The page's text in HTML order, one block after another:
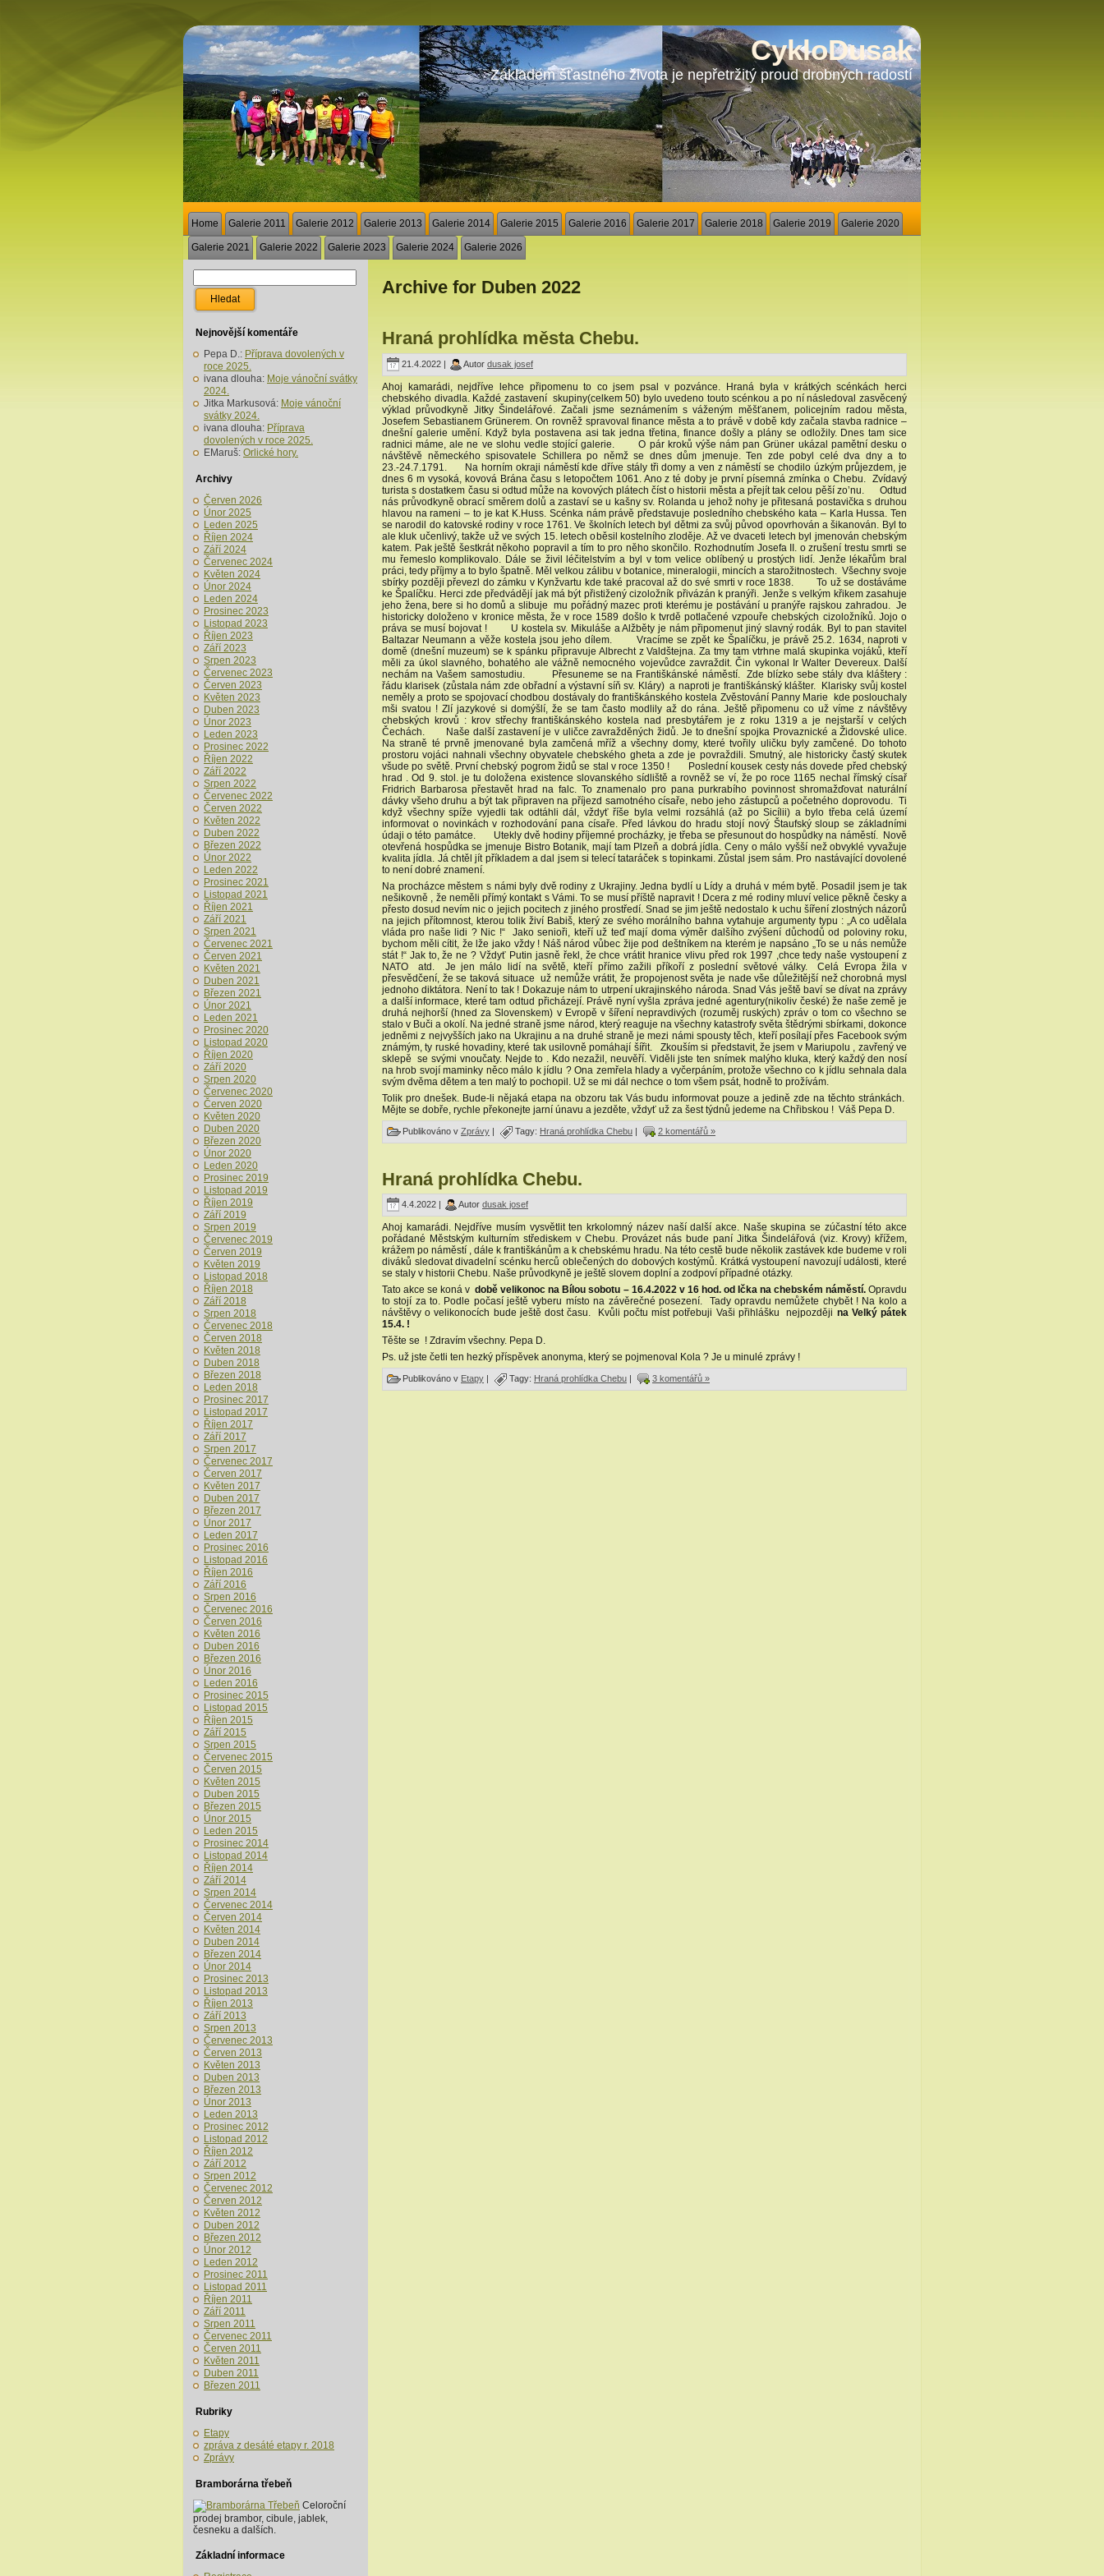
CykloDusak
Základem šťastného života je nepřetržitý proud drobných radostí
Home Galerie 2011 Galerie 2012 Galerie 2013 Galerie 2014 Galerie 2015 Galerie 2016 Galerie 2017 Galerie 2018 Galerie 2019 Galerie 2020
Galerie 2021 Galerie 2022 Galerie 2023 Galerie 2024 Galerie 2026
Nejnovější komentáře
Pepa D.: Příprava dovolených v
roce 2025.
ivana dlouha: Moje vánoční svátky
2024.
Jitka Markusová: Moje vánoční
svátky 2024.
ivana dlouha: Příprava
dovolených v roce 2025.
EMaruš: Orlické hory.
Archivy
Červen 2026
Únor 2025
Leden 2025
Říjen 2024
Září 2024
Červenec 2024
Květen 2024
Únor 2024
Leden 2024
Prosinec 2023
Listopad 2023
Říjen 2023
Září 2023
Srpen 2023
Červenec 2023
Červen 2023
Květen 2023
Duben 2023
Únor 2023
Leden 2023
Prosinec 2022
Říjen 2022
Září 2022
Srpen 2022
Červenec 2022
Červen 2022
Květen 2022
Duben 2022
Březen 2022
Únor 2022
Leden 2022
Prosinec 2021
Listopad 2021
Říjen 2021
Září 2021
Srpen 2021
Červenec 2021
Červen 2021
Květen 2021
Duben 2021
Březen 2021
Únor 2021
Leden 2021
Prosinec 2020
Listopad 2020
Říjen 2020
Září 2020
Srpen 2020
Červenec 2020
Červen 2020
Květen 2020
Duben 2020
Březen 2020
Únor 2020
Leden 2020
Prosinec 2019
Listopad 2019
Říjen 2019
Září 2019
Srpen 2019
Červenec 2019
Červen 2019
Květen 2019
Listopad 2018
Říjen 2018
Září 2018
Srpen 2018
Červenec 2018
Červen 2018
Květen 2018
Duben 2018
Březen 2018
Leden 2018
Prosinec 2017
Listopad 2017
Říjen 2017
Září 2017
Srpen 2017
Červenec 2017
Červen 2017
Květen 2017
Duben 2017
Březen 2017
Únor 2017
Leden 2017
Prosinec 2016
Listopad 2016
Říjen 2016
Září 2016
Srpen 2016
Červenec 2016
Červen 2016
Květen 2016
Duben 2016
Březen 2016
Únor 2016
Leden 2016
Prosinec 2015
Listopad 2015
Říjen 2015
Září 2015
Srpen 2015
Červenec 2015
Červen 2015
Květen 2015
Duben 2015
Březen 2015
Únor 2015
Leden 2015
Prosinec 2014
Listopad 2014
Říjen 2014
Září 2014
Srpen 2014
Červenec 2014
Červen 2014
Květen 2014
Duben 2014
Březen 2014
Únor 2014
Prosinec 2013
Listopad 2013
Říjen 2013
Září 2013
Srpen 2013
Červenec 2013
Červen 2013
Květen 2013
Duben 2013
Březen 2013
Únor 2013
Leden 2013
Prosinec 2012
Listopad 2012
Říjen 2012
Září 2012
Srpen 2012
Červenec 2012
Červen 2012
Květen 2012
Duben 2012
Březen 2012
Únor 2012
Leden 2012
Prosinec 2011
Listopad 2011
Říjen 2011
Září 2011
Srpen 2011
Červenec 2011
Červen 2011
Květen 2011
Duben 2011
Březen 2011
Rubriky
Etapy
zpráva z desáté etapy r. 2018
Zprávy
Bramborárna třebeň
Celoroční
prodej brambor, cibule, jablek,
česneku a dalších.
Základní informace
Archive for Duben 2022
Hraná prohlídka města Chebu.
21.4.2022 | Autor dusak josef
Ahoj kamarádi, nejdříve lehce připomenu to co jsem psal v pozvánce. Hraná byla v krátkých scénkách herci
chebského divadla. Každé zastavení skupiny(celkem 50) bylo uvedeno touto scénkou a po ní následoval zasvěcený
výklad průvodkyně Jitky Šindelářové. Začali jsme seznámením s váženým měšťanem, policejním radou města,
Josefem Sebastianem Grünerem. On rovněž spravoval finance města a to právě v době kdy začala stavba radnice –
dnešní galerie umění. Když byla postavena asi tak jedna třetina, finance došly a plány se odložily. Dnes tam sice
radnici máme, ale ne ve slohu vedle stojící galerie. O pár kroků výše nám pan Grüner ukázal pamětní desku o
návštěvě německého spisovatele Schillera po němž se dnes dům jmenuje. Ten zde pobyl celé dva dny a to
23.-24.7.1791. Na horním okraji náměstí kde dříve stály tři domy a ven z náměstí se chodilo úzkým průjezdem, je
dnes 6 m vysoká, kovová Brána času s letopočtem 1061. Ano z té doby je první písemná zmínka o Chebu. Zvídavý
turista s dostatkem času si odtud může na kovových plátech číst o historii města a přejít tak celou pěší zo’nu. Odtud
nás průvodkyně obrací směrem dolů a zastaví se u kašny sv. Rolanda u jehož nohy je přitesaná postavička s druhou
hlavou na rameni – to je kat K.Huss. Scénka nám právě představuje posledního chebského kata – Karla Hussa. Ten
se narodil do katovské rodiny v roce 1761. Ve školních letech byl dětmi za svůj původ opovrhován a šikanován. Byl to
ale kluk učenlivý, takže už ve svých 15. letech oběsil kostelního zloděje. Až ve dvaceti letech byl jmenován chebským
katem. Pak ještě šestkrát někoho popravil a tím to pro něho skončilo. Rozhodnutím Josefa II. o zrušení trestu smrti se
mu řemeslo komplikovalo. Dále se živil léčitelstvím a byl v tom velice oblíbený u prostých lidí. Jenže lékařům bral
práci, tedy příjmy a to bylo špatně. Měl velkou zálibu v botanice, mineralogii, mincích a starožitnostech. Všechny svoje
sbírky později převezl do zámku v Kynžvartu kde také pracoval až do své smrti v roce 1838. To už se dostáváme
ke Špalíčku. Herci zde předvádějí jak má být přistižený cizoložník přivázán k pranýři. Jenže s velkým křikem zasahuje
jeho žena, bere si ho domů a slibuje mu pořádný mazec proti kterému je postávání u pranýře rajskou zahradou. Je
historicky doloženo v kronice města, že v roce 1589 došlo k tvrdě potlačené vzpouře chebských cizoložníků. Jojo o
práva se musí bojovat ! U kostela sv. Mikuláše a Alžběty je nám připomenut jiný slavný rodák. Byl to pan stavitel
Baltazar Neumann a věže kostela jsou jeho dílem. Vracíme se zpět ke Špalíčku, je právě 25.2. 1634, naproti v
domě (dnešní muzeum) se k spánku připravuje Albrecht z Valdštejna. Za tmy tam vtrhne malá skupinka vojáků, kteří
měli za úkol slavného, bohatého ale vážně nemocného vojevůdce zavraždit. Čin vykonal Ir Walter Devereux. Další
nechám na Vašem samostudiu. Přesuneme se na Františkánské náměstí. Zde blízko sebe stály dva kláštery :
řádu klarisek (zůstala nám zde obřadní a výstavní síň sv. Kláry) a naproti je františkánský klášter. Klarisky svůj kostel
neměly a proto se spojovací chodbou dostávaly do františkánského kostela Zvěstování Panny Marie kde poslouchaly
mši svatou ! Zlí jazykové si domýšlí, že se tam často modlily až do rána. Ještě připomenu co už víme z návštěvy
chebských krovů : krov střechy františkánského kostela nad presbytářem je z roku 1319 a je nejstarší v celých
Čechách. Naše další zastavení je v uličce zavražděných židů. Je to dnešní spojka Provaznické a Židovské ulice.
Na straně té prvně jmenované byla zamčená mříž a všechny domy, které tvořily uličku byly zamčené. Do tohoto
prostoru vojáci nahnali všechny obyvatele chebského gheta a zde je povraždili. Smutný, ale historicky častý skutek
všude po světě. První chebský pogrom židů se stal v roce 1350 ! Poslední kousek cesty nás dovede před chebský
hrad . Od 9. stol. je tu doložena existence slovanského sídliště a rovněž se ví, že po roce 1165 nechal římský císař
Fridrich Barbarosa přestavět hrad na falc. To znamenalo pro pana purkrabího povinnost shromažďovat naturální
dávky všeho druhu a být tak připraven na příjezd samotného císaře, nebo jeho zástupců a početného doprovodu. Ti
když všechny spíže vyjedli tak odtáhli dál, vždyť říše byla velmi rozsáhlá (až po Sicílii) a bylo třeba celá území
informovat o novinkách v rozhodování pana císaře. Před lávkou do hradu stojí nový Štaufský sloup se základními
údaji o této památce. Utekly dvě hodiny příjemné procházky, je třeba se přesunout do hospůdky na náměstí. Nově
otevřená hospůdka se jmenuje Bistro Botanik, mají tam Plzeň a dobrá jídla. Ceny o málo vyšší než obvyklé vyvažuje
kvalita jídla. Já chtěl jít příkladem a dal jsem si telecí tataráček s topinkami. Zůstal jsem sám. Pro nastávající dovolené
to není dobré znamení.
Na procházce městem s námi byly dvě rodiny z Ukrajiny. Jedna bydlí u Lídy a druhá v mém bytě. Posadil jsem je tak
nešikovně , že neměli přímý kontakt s Vámi. To se musí příště napravit ! Dcera z mé rodiny mluví velice pěkně česky a
přesto dosud nevím nic o jejich pocitech z jiného prostředí. Snad se jim ještě nedostalo k uchu šíření zlostných názorů
na jejich přítomnost, kterou tolik živí Babiš, který ze svého morálního bahna vytahuje argumenty typu : „A co udělala
vláda pro naše lidi ? Nic !“ Jako senioři, kteří už teď mají doma výměr dalšího zvýšení důchodů od poloviny roku,
bychom měli cítit, že lže jako vždy ! Náš národ vůbec žije pod deštníkem na kterém je napsáno „To se u nás nemůže
stát !“ Jak to, že ne ? Vždyť Putin jasně řekl, že chce vrátit hranice vlivu před rok 1997 ,chce tedy naše vystoupení z
NATO atd. Je jen málo lidí na světě, kteří přímo zažili příkoří z poslední světové války. Celá Evropa žila v
přesvědčení, že se taková situace už nemůže vrátit, že propojenost světa je nade vše důležitější než chorobná mysl
jednoho diktátora. Není to tak ! Dokazuje nám to utrpení ukrajinského národa. Snad Vás ještě baví se dívat na zprávy
a další informace, které tam odtud přicházejí. Právě nyní vyšla zpráva jedné agentury(nikoliv české) že naše země je
druhá nejhorší (hned za Slovenskem) v Evropě v šíření nepravdivých (rozuměj ruských) zpráv o tom co všechno se
stalo v Buči a okolí. Na jedné straně jsme národ, který reaguje na všechny katastrofy světa štědrými sbírkami, dokonce
jedněmi z nejvyšších jako na Ukrajinu a na druhé straně je mezi námi spousty těch, kteří posílají přes Facebook svým
známým, ty ruské hovadiny, které tak usilovně pomáhají šířit. Zkouším si představit, že jsem v Mariupolu , zavřený ve
sklepě se svými vnoučaty. Nejde to . Kdo nezažil, neuvěří. Viděli jste ten snímek malýho kluka, který každý den nosí
na hrob svojí maminky něco málo k jídlu ? Ona zemřela hlady a vyčerpáním, protože všechno co k jídlu sehnala dala
svým dvěma dětem a ten malý to pochopil. Už se mi dál nechce o tom všem psát, hodně to prožívám.
Tolik pro dnešek. Bude-li nějaká etapa na obzoru tak Vás budu informovat pouze a jedině zde na těchto stránkách.
Mějte se dobře, rychle překonejte jarní únavu a jezděte, vždyť už za šest týdnů jedeme na Chřibskou ! Váš Pepa D.
Publikováno v Zprávy | Tagy: Hraná prohlídka Chebu | 2 komentářů »
Hraná prohlídka Chebu.
4.4.2022 | Autor dusak josef
Ahoj kamarádi. Nejdříve musím vysvětlit ten krkolomný název naší další akce. Naše skupina se zúčastní této akce
pořádané Městským kulturním střediskem v Chebu. Provázet nás bude paní Jitka Šindelářová (viz. Krovy) křížem,
krážem po náměstí , dále k františkánům a k chebskému hradu. Na této cestě bude několik zastávek kde budeme v roli
diváků sledovat divadelní scénku herců oblečených do dobových kostýmů. Krátká vystoupení navozují události, které
se staly v historii Chebu. Naše průvodkyně je ještě slovem doplní a zodpoví případné otázky.
Tato akce se koná vdobě velikonoc na Bílou sobotu – 16.4.2022 v 16 hod. od Ička na chebském náměstí.Opravdu
to stojí za to. Podle počasí ještě vyberu místo na závěrečné posezení. Tady opravdu nemůžete chybět ! Na kolo a
návštěvy o velikonocích bude ještě dost času. Kvůli počtu míst potřebuji Vaši přihlášku nejpozději na Velký pátek
15.4. !
Těšte se ! Zdravím všechny. Pepa D.
Ps. už jste četli ten hezký příspěvek anonyma, který se pojmenoval Kola ? Je u minulé zprávy !
Publikováno v Etapy Tagy: Hraná prohlídka Chebu 3 komentářů »